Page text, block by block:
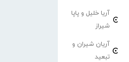
آریا خلیل و پاپا
شیراز
آریان شیران و
تبعید